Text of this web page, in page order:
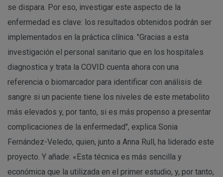
se dispara. Por eso, investigar este aspecto de la
enfermedad es clave: los resultados obtenidos podrán ser
implementados en la práctica clínica. "Gracias a esta
investigación el personal sanitario que en los hospitales
diagnostica y trata la COVID cuenta ahora con una
referencia o biomarcador para identificar con análisis de
sangre si un paciente tiene los niveles de este metabolito
más elevados y, por tanto, si es más propenso a presentar
complicaciones de la enfermedad", explica Sonia
Fernández-Veledo, quien, junto a Anna Rull, ha liderado este
proyecto. Y añade: «Esta técnica es más sencilla y
económica que la utilizada en el primer estudio, y, por tanto,